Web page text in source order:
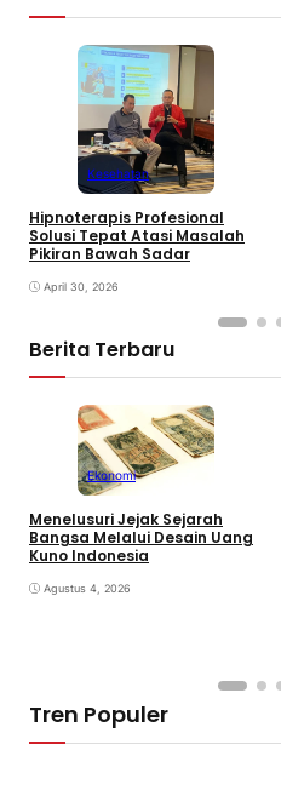
Kesehatan
Hipnoterapis Profesional
Solusi Tepat Atasi Masalah
Pikiran Bawah Sadar
April 30, 2026
Berita Terbaru
Ekonomi
Menelusuri Jejak Sejarah
Bangsa Melalui Desain Uang
Kuno Indonesia
Agustus 4, 2026
Tren Populer